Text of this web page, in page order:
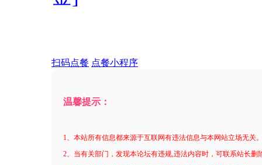
扫码点餐 点餐小程序
温馨提示：
1、本站所有信息都来源于互联网有违法信息与本网站立场无关
2、当有关部门，发现本论坛有违规,违法内容时，可联系站长删